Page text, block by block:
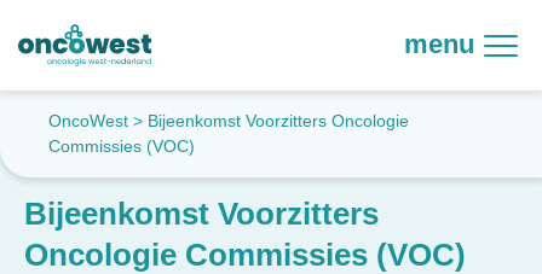
menu
OncoWest > Bijeenkomst Voorzitters Oncologie
Commissies (VOC)
Bijeenkomst Voorzitters
Oncologie Commissies (VOC)